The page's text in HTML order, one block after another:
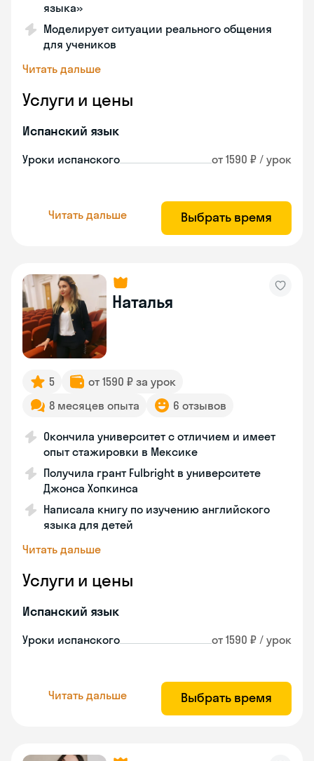
языка»
Моделирует ситуации реального общения
для учеников
Читать дальше
Услуги и цены
Испанский язык
Уроки испанского от 1590 ₽ / урок
Читать дальше Выбрать время
Наталья
5
от 1590 ₽ за урок
8 месяцев опыта
6 отзывов
Окончила университет с отличием и имеет
опыт стажировки в Мексике
Получила грант Fulbright в университете
Джонса Хопкинса
Написала книгу по изучению английского
языка для детей
Читать дальше
Услуги и цены
Испанский язык
Уроки испанского от 1590 ₽ / урок
Читать дальше Выбрать время